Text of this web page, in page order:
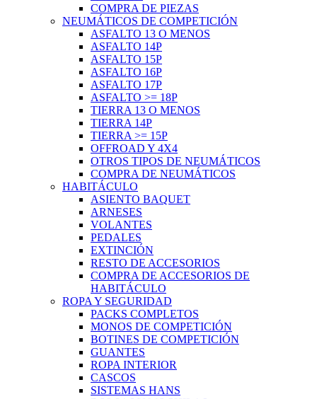
COMPRA DE PIEZAS
NEUMÁTICOS DE COMPETICIÓN
ASFALTO 13 O MENOS
ASFALTO 14P
ASFALTO 15P
ASFALTO 16P
ASFALTO 17P
ASFALTO >= 18P
TIERRA 13 O MENOS
TIERRA 14P
TIERRA >= 15P
OFFROAD Y 4X4
OTROS TIPOS DE NEUMÁTICOS
COMPRA DE NEUMÁTICOS
HABITÁCULO
ASIENTO BAQUET
ARNESES
VOLANTES
PEDALES
EXTINCIÓN
RESTO DE ACCESORIOS
COMPRA DE ACCESORIOS DE
HABITÁCULO
ROPA Y SEGURIDAD
PACKS COMPLETOS
MONOS DE COMPETICIÓN
BOTINES DE COMPETICIÓN
GUANTES
ROPA INTERIOR
CASCOS
SISTEMAS HANS